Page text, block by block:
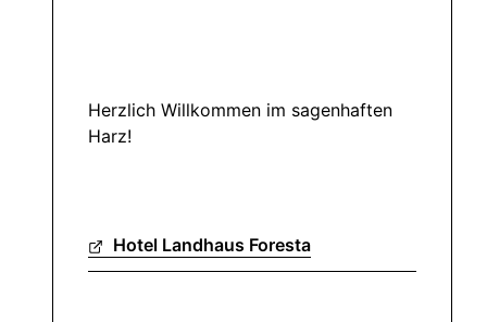
Herzlich Willkommen im sagenhaften
Harz!
Hotel Landhaus Foresta